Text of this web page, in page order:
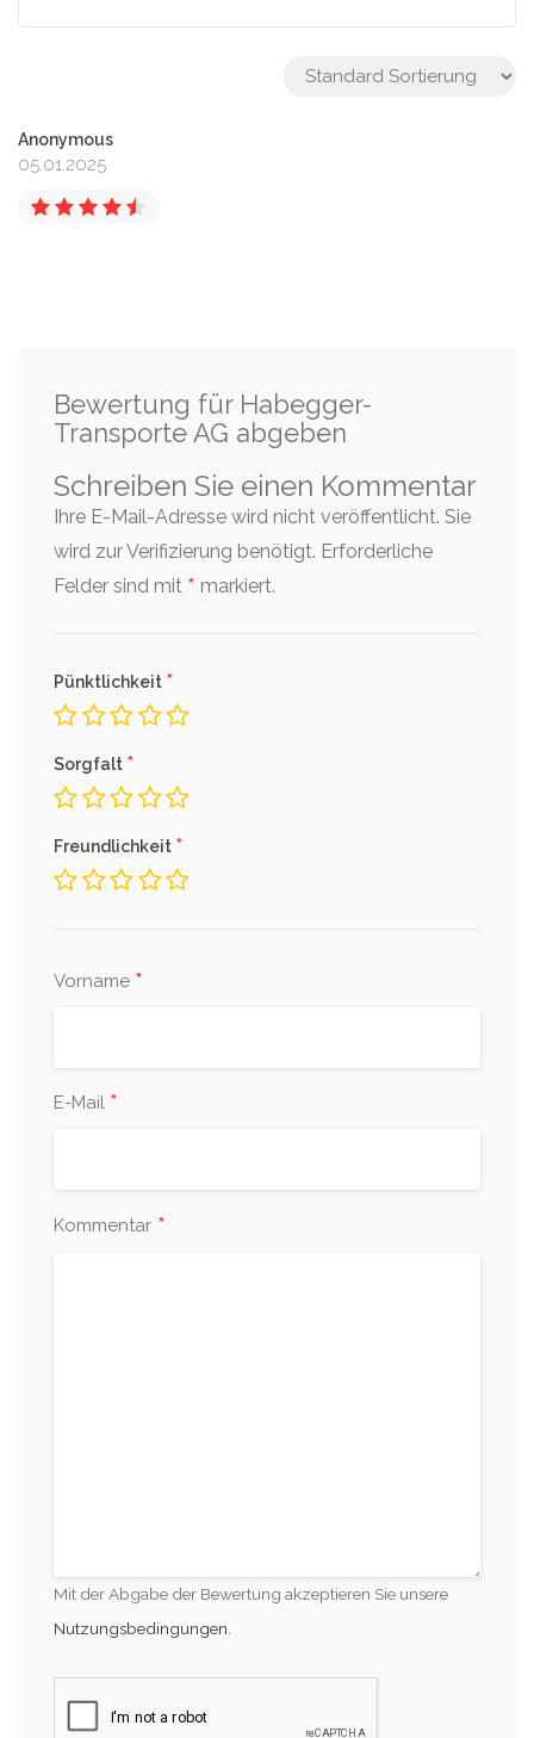
Anonymous
05.01.2025
Bewertung für Habegger-
Transporte AG abgeben
Schreiben Sie einen Kommentar
Ihre E-Mail-Adresse wird nicht veröffentlicht. Sie
wird zur Verifizierung benötigt. Erforderliche
Felder sind mit * markiert.
Pünktlichkeit *
Sorgfalt *
Freundlichkeit *
Vorname *
E-Mail *
Kommentar *
Mit der Abgabe der Bewertung akzeptieren Sie unsere
Nutzungsbedingungen